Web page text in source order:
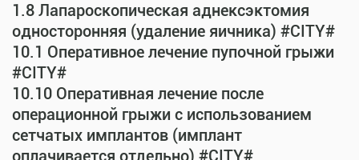
1.8 Лапароскопическая аднексэктомия
односторонняя (удаление яичника) #CITY#
10.1 Оперативное лечение пупочной грыжи
#CITY#
10.10 Оперативная лечение после
операционной грыжи с использованием
сетчатых имплантов (имплант
оплачивается отдельно) #CITY#